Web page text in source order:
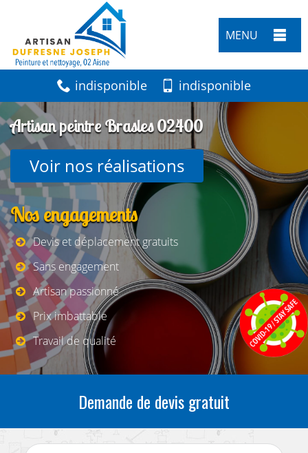
MENU
indisponible indisponible
Artisan peintre Brasles 02400
Voir nos réalisations
Nos engagements
Devis et déplacement gratuits
Sans engagement
Artisan passionné
Prix imbattable
Travail de qualité
Demande de devis gratuit